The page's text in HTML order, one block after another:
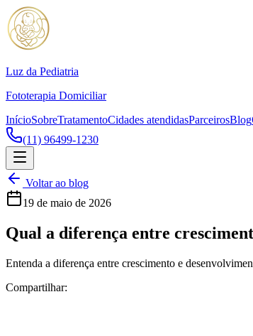
Luz da Pediatria
Fototerapia Domiciliar
InícioSobreTratamentoCidades atendidasParceirosBlog
(11) 96499-1230
Voltar ao blog
19 de maio de 2026
Qual a diferença entre
Entenda a diferença entre crescimento e
Compartilhar: